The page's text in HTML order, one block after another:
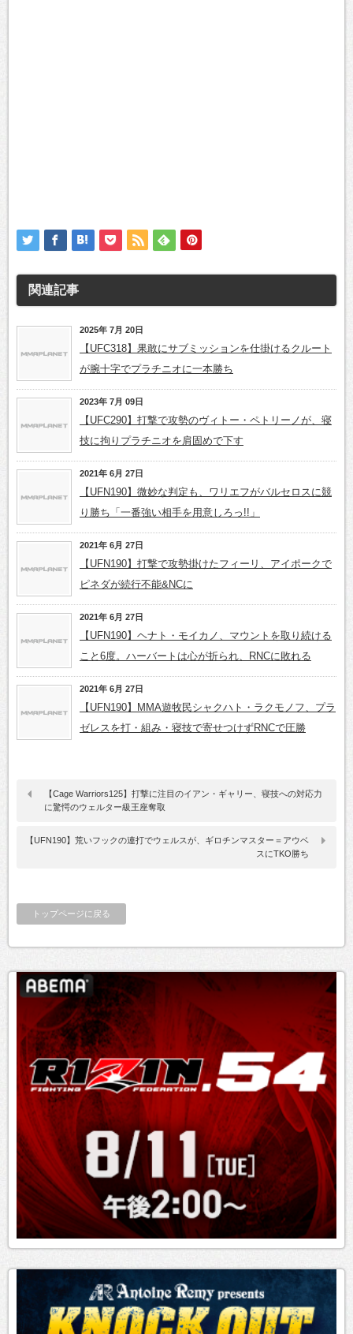
関連記事
2025年 7月 20日
【UFC318】果敢にサブミッションを仕掛けるクルート
が腕十字でプラチニオに一本勝ち
2023年 7月 09日
【UFC290】打撃で攻勢のヴィトー・ペトリーノが、寝
技に拘りプラチニオを肩固めで下す
2021年 6月 27日
【UFN190】微妙な判定も、ワリエフがバルセロスに競
り勝ち「一番強い相手を用意しろっ!!」
2021年 6月 27日
【UFN190】打撃で攻勢掛けたフィーリ、アイポークで
ピネダが続行不能&NCに
2021年 6月 27日
【UFN190】ヘナト・モイカノ、マウントを取り続ける
こと6度。ハーバートは心が折られ、RNCに敗れる
2021年 6月 27日
【UFN190】MMA遊牧民シャクハト・ラクモノフ、プラ
ゼレスを打・組み・寝技で寄せつけずRNCで圧勝
【Cage Warriors125】打撃に注目のイアン・ギャリー、寝技への対応力
に驚愕のウェルター級王座奪取
【UFN190】荒いフックの連打でウェルスが、ギロチンマスター＝アウベ
スにTKO勝ち
トップページに戻る